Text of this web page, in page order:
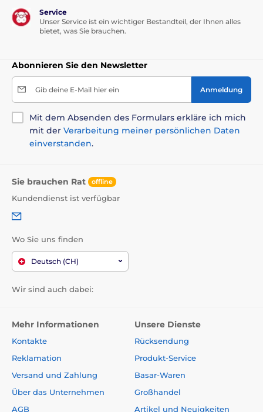
Service
Unser Service ist ein wichtiger Bestandteil, der Ihnen alles
bietet, was Sie brauchen.
Abonnieren Sie den Newsletter
Gib deine E-Mail hier ein Anmeldung
Mit dem Absenden des Formulars erkläre ich mich
mit der Verarbeitung meiner persönlichen Daten
einverstanden.
Sie brauchen Rat offline
Kundendienst ist verfügbar
Wo Sie uns finden
Deutsch (CH)
Wir sind auch dabei:
Mehr Informationen
Kontakte
Reklamation
Versand und Zahlung
Über das Unternehmen
AGB
Unsere Dienste
Rücksendung
Produkt-Service
Basar-Waren
Großhandel
Artikel und Neuigkeiten